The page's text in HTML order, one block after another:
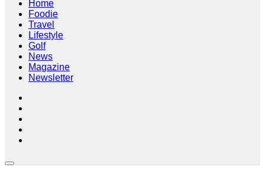
Home
Foodie
Travel
Lifestyle
Golf
News
Magazine
Newsletter